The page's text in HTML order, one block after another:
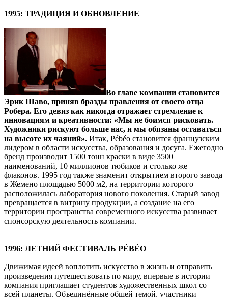
1995: ТРАДИЦИЯ И ОБНОВЛЕНИЕ
Во главе компании становится
Эрик Шаво, приняв бразды правления от своего отца
Робера. Его девиз как никогда отражает стремление к
инновациям и креативности: «Мы не боимся рисковать.
Художники рискуют больше нас, и мы обязаны оставаться
на высоте их чаяний». Итак, Pébéo становится французским
лидером в области искусства, образования и досуга. Ежегодно
бренд производит 1500 тонн краски в виде 3500
наименований, 10 миллионов тюбиков и столько же
флаконов. 1995 год также знаменит открытием второго завода
в Жемено площадью 5000 м2, на территории которого
расположилась лаборатория нового поколения. Старый завод
превращается в витрину продукции, а создание на его
территории пространства современного искусства развивает
спонсорскую деятельность компании.
1996: ЛЕТНИЙ ФЕСТИВАЛЬ PÉBÉO
Движимая идеей воплотить искусство в жизнь и отправить
произведения путешествовать по миру, впервые в истории
компания приглашает студентов художественных школ со
всей планеты. Объединённые общей темой, участники